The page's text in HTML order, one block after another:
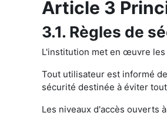
Article 3
3.1. Règles de
L'institution met en œuvre
Tout utilisateur est informé
sécurité destinée à éviter
Les niveaux d'accès ouverts